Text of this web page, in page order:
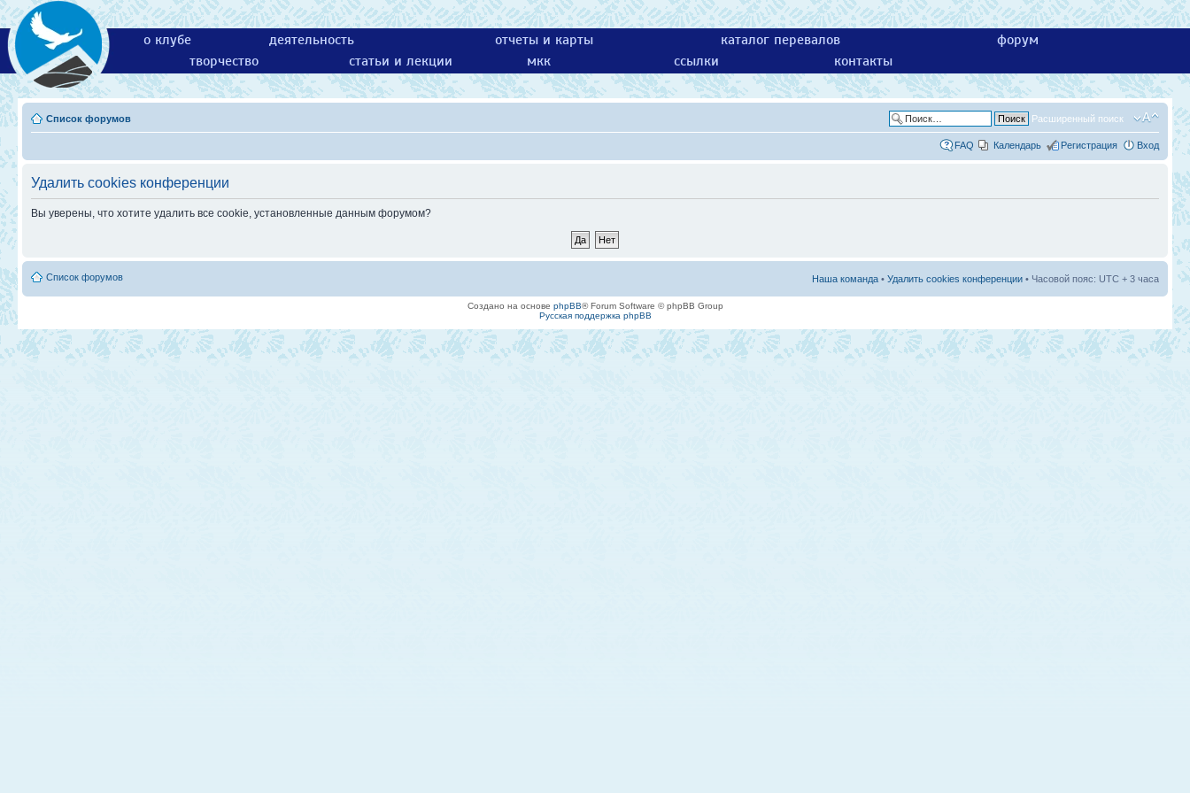
о клубе деятельность отчеты и карты каталог перевалов
форум
творчество
статьи и лекции мкк ссылки контакты
Список форумов Расширенный поиск
FAQ Календарь Регистрация Вход
Удалить cookies конференции
Вы уверены, что хотите удалить все cookie, установленные данным форумом?
Список форумов Наша команда • Удалить cookies конференции • Часовой пояс: UTC + 3 часа
Создано на основе phpBB® Forum Software © phpBB Group
Русская поддержка phpBB